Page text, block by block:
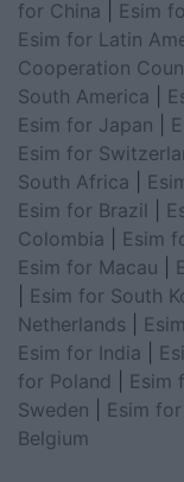
for China
Esim
Esim for Latin
Cooperation
South America
Esim for Japan
Esim for
South Africa
Esim for Brazil
Colombia
Esim
Esim for Macau
Esim for South
Netherlands
Esim for India
for Poland
Esim
Sweden
Esim
Belgium